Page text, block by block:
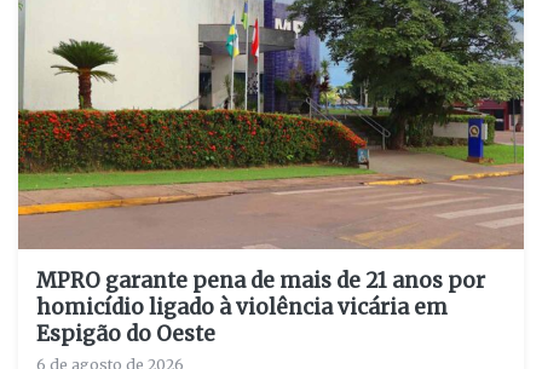
MPRO garante pena de mais de 21 anos por
homicídio ligado à violência vicária em
Espigão do Oeste
6 de agosto de 2026